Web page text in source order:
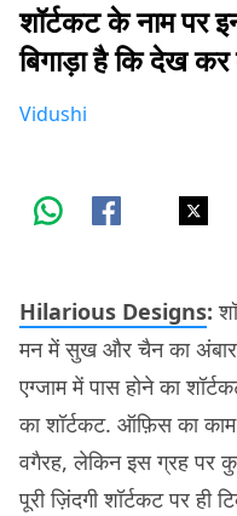
शॉर्टकट के नाम पर
बिगाड़ा है कि देख कर
Vidushi
Hilarious Designs:
मन में सुख और चैन का
एग्जाम में पास होने का
का शॉर्टकट. ऑफ़िस का काम
वगैरह, लेकिन इस ग्रह पर
पूरी ज़िंदगी शॉर्टकट पर ही